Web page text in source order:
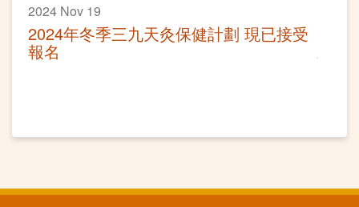
2024 Nov 19
2024年冬季三九天灸保健計劃 現已接受
報名